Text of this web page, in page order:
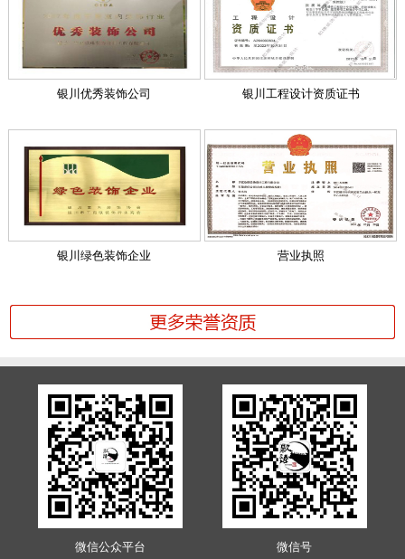
银川优秀装饰公司 银川工程设计资质证书
银川绿色装饰企业 营业执照
微信公众平台
微信号